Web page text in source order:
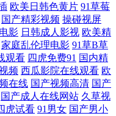
人妻交换 最齊全電影! 精品
夜免费激情视频 高清国产美
在线观看日韩在线视频 黄色
区 网址大全91 高清日本一道
欧美日韩色黄片 91草莓
国产精彩视频 操碰视屏
影 日韩成人影视 欧美精
家庭乱伦理电影 91草B草
观看 四虎免费91 国内精
频 西瓜影院在线观看 欧
在线 国产视频高清 国产
国产成人在线网站 久草视
虎试看 91男女 国产男小